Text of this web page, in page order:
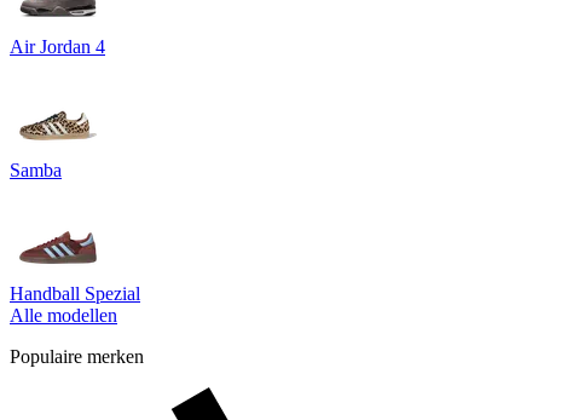
Air Jordan 4
Samba
Handball Spezial
Alle modellen
Populaire merken